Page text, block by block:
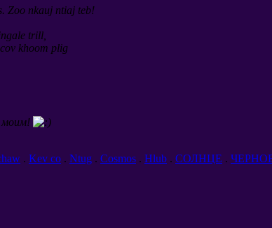
Zoo nkauj ntiaj teb!
trill,
khoom plig
моим!
. Kev co . Ntug . Cosmos . Hlub . СОЛНЦЕ .